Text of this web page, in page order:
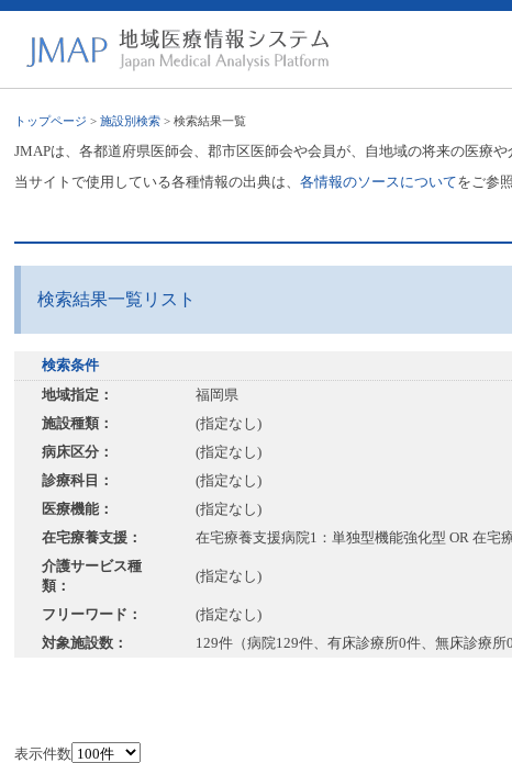
トップページ >施設別検索 > 検索結果一覧
JMAPは、各都道府県医師会、郡市区医師会や会員が、自地域の将来の医療
当サイトで使用している各種情報の出典は、各情報のソースについてをご参
検索結果一覧リスト
検索条件
地域指定：
福岡県
施設種類：
(指定なし)
病床区分：
(指定なし)
診療科目：
(指定なし)
医療機能：
(指定なし)
在宅療養支援：
在宅療養支援病院1：単独型機能強化型 OR 在宅
介護サービス種
類：
(指定なし)
フリーワード：
(指定なし)
対象施設数：
129件（病院129件、有床診療所0件、無床診療所
表示件数